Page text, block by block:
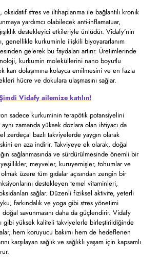
stres ve iltihaplanma ile bağlantılı kronik
yardımcı olabilecek anti-inflamatuar,
destekleyici etkileriyle ünlüdür. Vidafy’nin
genellikle kurkuminle ilişkili biyoyararlanım
gelerek bu faydaları artırır. Üretimlerinde
kurkumin moleküllerini nano boyutlu
kan dolaşımına kolayca emilmesini ve en fazla
hücre ve dokulara ulaşmasını sağlar.
Vidafy ailemize katılın!
sadece kurkuminin terapötik potansiyelini
aynı zamanda yüksek dozlara olan ihtiyacı da
zerdeçal bazlı takviyelerde yaygın olarak
en aza indirir. Takviyeye ek olarak, doğal
sağlanmasında ve sürdürülmesinde önemli bir
yeşillikler, meyveler, kuruyemişler, tohumlar ve
üzere tüm gıdalar açısından zengin bir
destekleyen temel vitaminleri,
sağlar. Düzenli fiziksel aktivite, yeterli
farkındalık ve yoga gibi stres yönetimi
savunmasını daha da güçlendirir. Vidafy
gibi yüksek kaliteli takviyelerle birleştirildiğinde
hem koruyucu bakımı hem de hedeflenen
karşılayan sağlık ve sağlıklı yaşam için kapsamlı